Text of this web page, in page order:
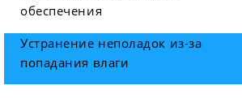
обеспечения
Устранение неполадок из-за
попадания влаги